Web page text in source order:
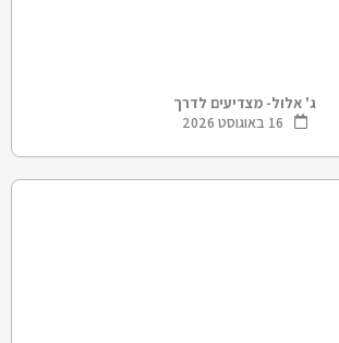
ג' אלול- מצדיעים לדרך
16 באוגוסט 2026